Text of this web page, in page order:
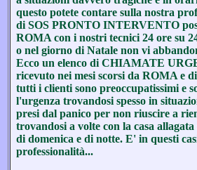
questo potete contare sulla nostra
di SOS PRONTO INTERVENTO
ROMA con i nostri tecnici 24 ore su
o nel giorno di Natale non vi
Ecco un elenco di CHIAMATE
ricevuto nei mesi scorsi da ROMA e
tutti i clienti sono preoccupatissimi e
l'urgenza trovandosi spesso in
presi dal panico per non riuscire a
trovandosi a volte con la casa allagata
di domenica e di notte. E' in questi
professionalità...